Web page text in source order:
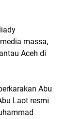
massa,
Aceh di
Abu
Laot resmi